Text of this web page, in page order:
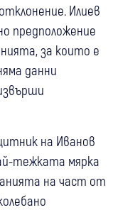
Илиев
предположение
за които е
данни
на Иванов
тежката мярка
на част от